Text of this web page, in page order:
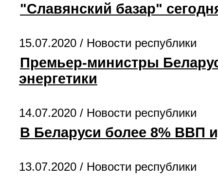
"Славянский базар"
15.07.2020 / Новости республики
Премьер-министры
энергетики
14.07.2020 / Новости республики
В Беларуси более 8% ВВП
13.07.2020 / Новости республики